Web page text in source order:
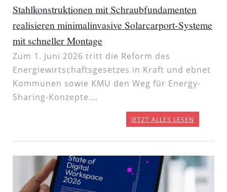
Stahlkonstruktionen mit Schraubfundamenten
realisieren minimalinvasive Solarcarport-Systeme
mit schneller Montage
Zum 1. Juni 2026 tritt die Reform des
Energiewirtschaftsgesetzes in Kraft und ebnet
Kommunen sowie KMU den Weg für Energy-
Sharing-Konzepte.…
JETZT ALLES LESEN